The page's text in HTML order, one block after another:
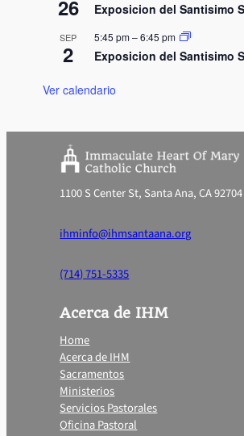
26 Exposicion del Santisimo
SEP
2
5:45 pm–6:45 pm
Exposicion del Santisimo
Ver calendario
1100 S Center St, Santa Ana, CA 92704
ihminfo@ihmsantaana.org
(714) 751-5335
Acerca de IHM
Home
Acerca de IHM
Sacramentos
Ministerios
Servicios Pastorales
Oficina Pastoral